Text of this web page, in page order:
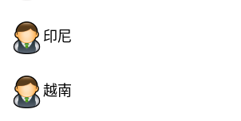
印尼
越南